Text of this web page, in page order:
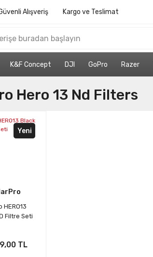
Alışveriş Kargo ve Teslimat
K&F Concept DJI GoPro Razer
Hero 13 Nd Filters
Yeni
HERO13
Filtre Seti
TL